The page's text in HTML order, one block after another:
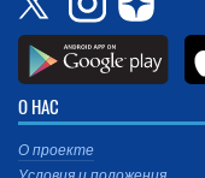
О НАС
О проекте